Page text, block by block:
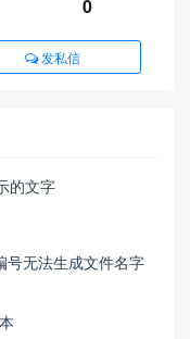
0
发私信
的文字
无法生成文件名字